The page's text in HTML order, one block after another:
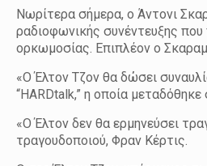
Νωρίτερα σήμερα, ο Άντονι
ραδιοφωνικής συνέντευξης
ορκωμοσίας. Επιπλέον ο
«Ο Έλτον Τζον θα δώσει
“HARDtalk,” η οποία μεταδόθηκε
«Ο Έλτον δεν θα ερμηνεύσει
τραγουδοποιού, Φραν Κέρτις.